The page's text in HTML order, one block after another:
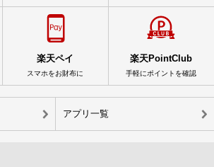
楽天ペイ
スマホをお財布に
楽天PointClub
手軽にポイントを確認
アプリ一覧